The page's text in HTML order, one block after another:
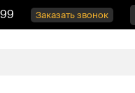
Заказать звонок